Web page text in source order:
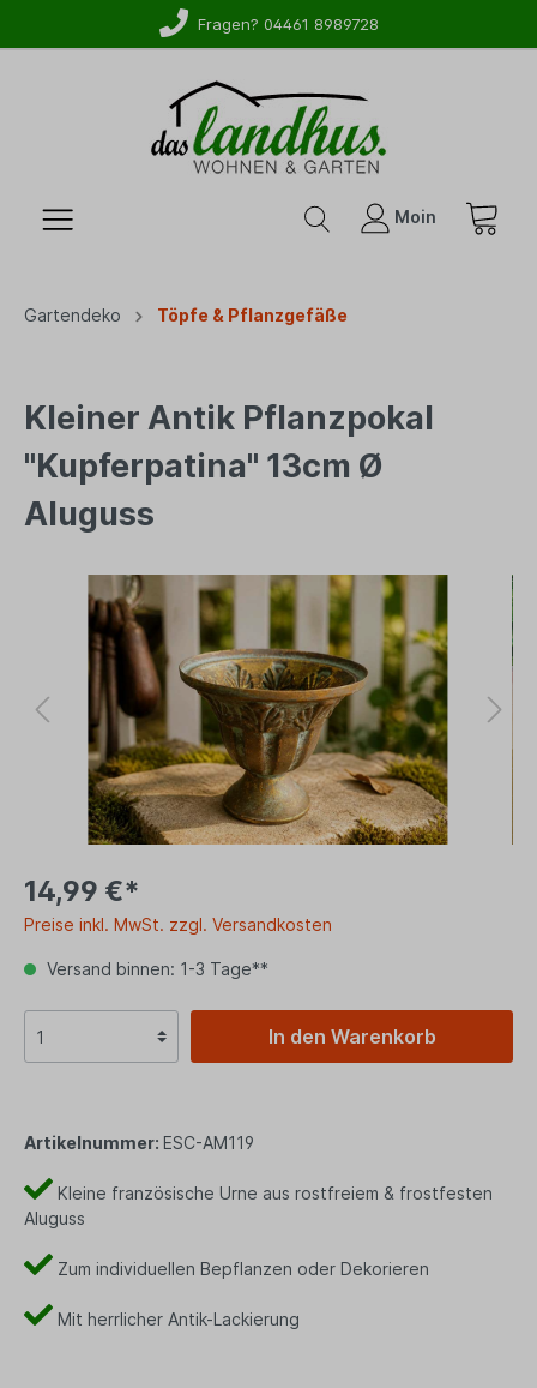
Fragen? 04461 8989728
Moin
Gartendeko Töpfe & Pflanzgefäße
Kleiner Antik Pflanzpokal
"Kupferpatina" 13cm Ø
Aluguss
14,99 €*
Preise inkl. MwSt. zzgl. Versandkosten
Versand binnen: 1-3 Tage**
In den Warenkorb
Artikelnummer: ESC-AM119
Kleine französische Urne aus rostfreiem & frostfesten
Aluguss
Zum individuellen Bepflanzen oder Dekorieren
Mit herrlicher Antik-Lackierung